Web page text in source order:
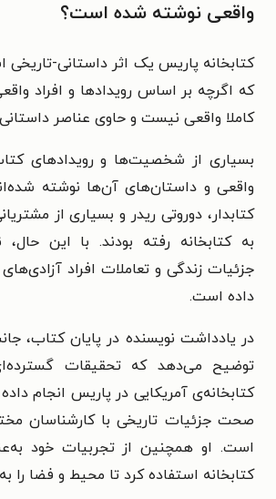
واقعی نوشته شده است؟
کتابخانه پاریس یک اثر داستانی-
که اگرچه بر اساس رویدادها و افراد
کاملا واقعی نیست و حاوی عناصر
بسیاری از شخصیت‌ها و رویدادهای
واقعی و داستان‌های آن‌ها نوشته
کتابدار، دوروتی ریدر و بسیاری از
به کتابخانه رفته بودند. با این حال،
جزئیات زندگی و تعاملات افراد
داده است.
در یادداشت نویسنده در پایان کتاب،
توضیح می‌دهد که تحقیقات
کتابخانه‌ی آمریکایی در پاریس انجام
صحت جزئیات تاریخی با کارشناسان
است. او همچنین از تجربیات خود
کتابخانه استفاده کرد تا محیط و فضا را